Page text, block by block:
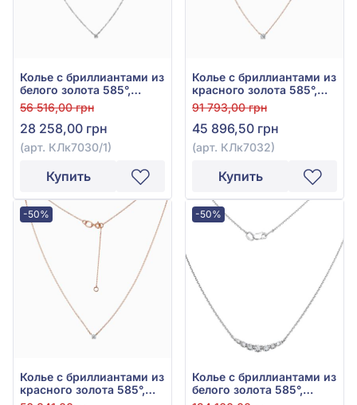
Колье с бриллиантами из
белого золота 585°,
бриллиант 0,11ct, арт.
КЛк7030/1
56 516,00 грн
28 258,00 грн
(арт. КЛк7030/1)
Купить
Колье с бриллиантами из
красного золота 585°,
бриллиант 0,24ct, арт.
КЛк7032
91 793,00 грн
45 896,50 грн
(арт. КЛк7032)
Купить
-50%
Колье с бриллиантами из
красного золота 585°,
Бриллиант 0,1ct, арт.
-50%
Колье с бриллиантами из
белого золота 585°,
бриллиант 0,28ct, арт.